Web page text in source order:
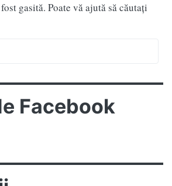
gasită. Poate vă ajută să căutați
Facebook